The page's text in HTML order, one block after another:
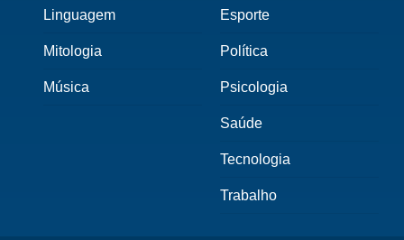
Linguagem
Mitologia
Música
Esporte
Política
Psicologia
Saúde
Tecnologia
Trabalho